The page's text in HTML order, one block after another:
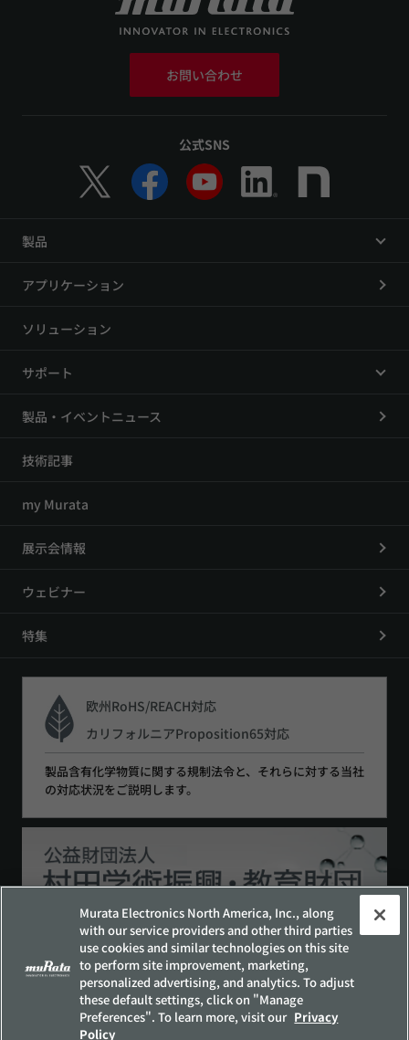
お問い合わせ
公式SNS
製品
アプリケーション
ソリューション
サポート
製品・イベントニュース
技術記事
my Murata
展示会情報
ウェビナー
特集
欧州RoHS/REACH対応
カリフォルニアProposition65対応
製品含有化学物質に関する規制法令と、それらに対する当社
の対応状況をご説明します。
サイトポリシー
ソーシャルメディアポリシー
個人情報保護方針
お客様の個人情報の取り扱いについて
Murata Electronics North America, Inc., along
with our service providers and other third parties
use cookies and similar technologies on this site
to perform site improvement, marketing,
personalized advertising, and analytics. To adjust
these default settings, click on "Manage
Preferences". To learn more, visit our Privacy
Policy